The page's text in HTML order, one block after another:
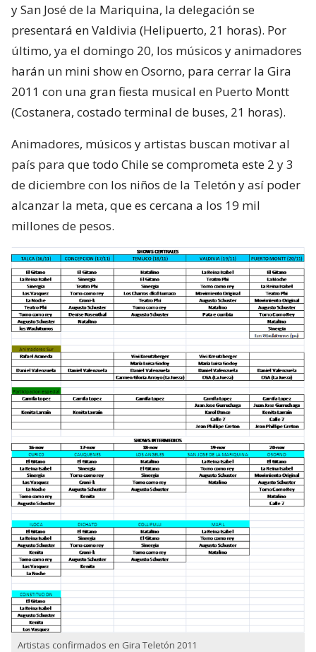
y San José de la Mariquina, la delegación se
presentará en Valdivia (Helipuerto, 21 horas). Por
último, ya el domingo 20, los músicos y animadores
harán un mini show en Osorno, para cerrar la Gira
2011 con una gran fiesta musical en Puerto Montt
(Costanera, costado terminal de buses, 21 horas).
Animadores, músicos y artistas buscan motivar al
país para que todo Chile se comprometa este 2 y 3
de diciembre con los niños de la Teletón y así poder
alcanzar la meta, que es cercana a los 19 mil
millones de pesos.
Artistas confirmados en Gira Teletón 2011